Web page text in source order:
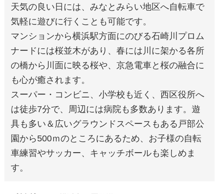
天気の良い日には、みなとみらい地区へ自転車で
気軽に遊びに行くことも可能です。
マンションから横浜駅方面にのびる石崎川プロム
ナードには桜並木があり、春には川に架かる各所
の橋から川面に映る桜や、京急電車と桜の融合に
も心が癒されます。
スーパー・コンビニ、小学校も近く、西区役所へ
は徒歩7分で、周辺には病院も多数あります。遊
具も多い＆広いグラウンドスペースもある戸部公
園から500ｍのところにあるため、お子様の自転
車練習やサッカー、キャッチボールも楽しめま
す。